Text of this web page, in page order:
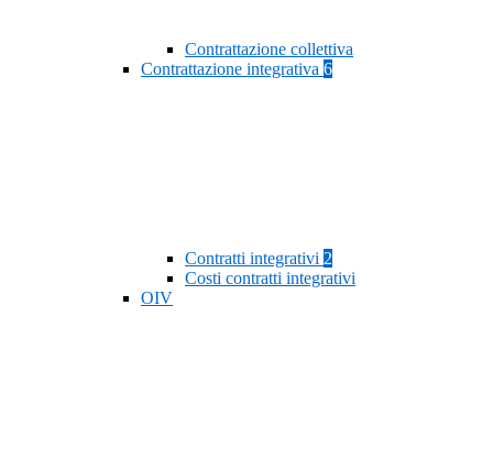
Contrattazione collettiva
Contrattazione integrativa 6
Contratti integrativi 2
Costi contratti integrativi
OIV